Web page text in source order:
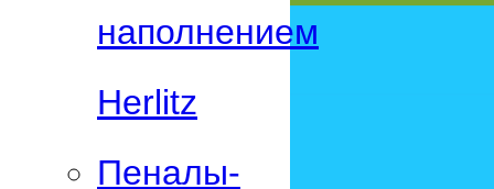
наполнением
Herlitz
Пеналы-